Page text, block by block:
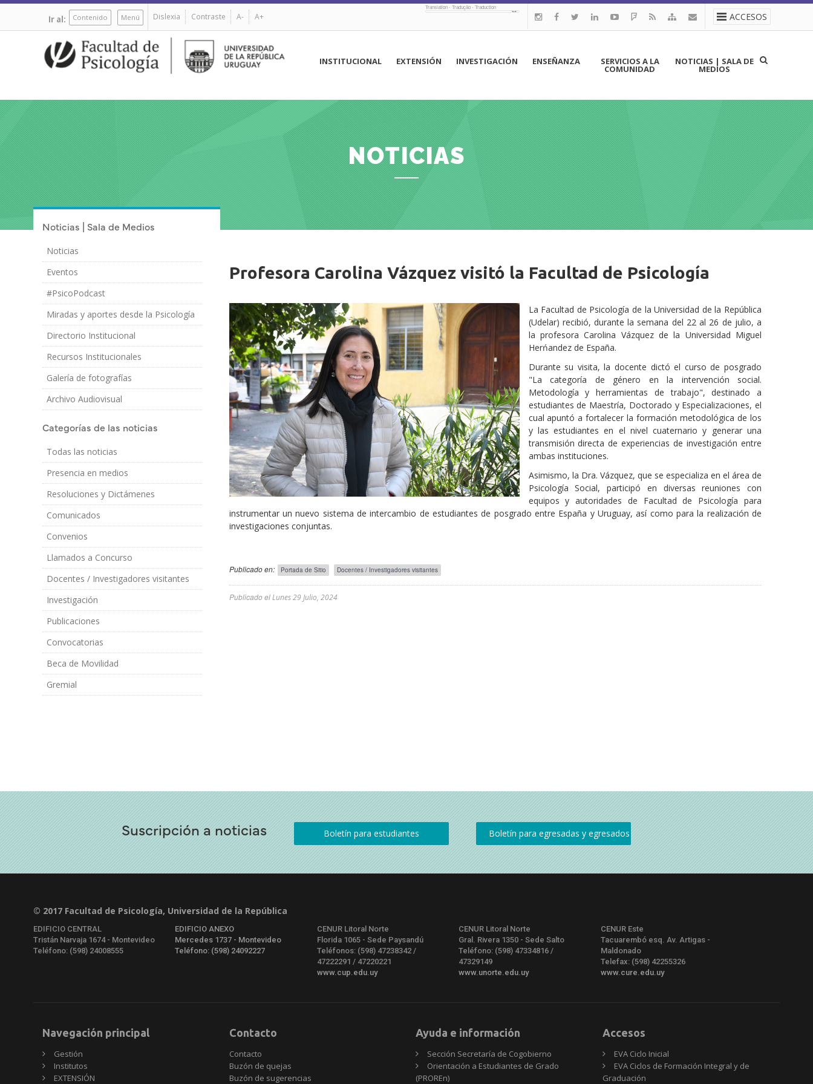
Pasar
contenido
Ir al: Contenido Menú Dislexia Contraste A- A+ ACCESOS
Translation - Tradução - Traduction
principal
INSTITUCIONAL EXTENSIÓN INVESTIGACIÓN ENSEÑANZA SERVICIOS A LA
COMUNIDAD
NOTICIAS | SALA DE
MEDIOS
NOTICIAS
Noticias | Sala de Medios
Noticias
Eventos
#PsicoPodcast
Miradas y aportes desde la Psicología
Directorio Institucional
Recursos Institucionales
Galería de fotografías
Archivo Audiovisual
Categorías de las noticias
Todas las noticias
Presencia en medios
Resoluciones y Dictámenes
Comunicados
Convenios
Llamados a Concurso
Docentes / Investigadores visitantes
Investigación
Publicaciones
Convocatorias
Beca de Movilidad
Gremial
Profesora Carolina Vázquez visitó la Facultad de Psicología
Imagen/Afiche
Cuerpo
La Facultad de Psicología de la Universidad de la República
(Udelar) recibió, durante la semana del 22 al 26 de julio, a
la profesora Carolina Vázquez de la Universidad Miguel
Herńandez de España.
Durante su visita, la docente dictó el curso de posgrado
"La categoría de género en la intervención social.
Metodología y herramientas de trabajo", destinado a
estudiantes de Maestría, Doctorado y Especializaciones, el
cual apuntó a fortalecer la formación metodológica de los
y las estudiantes en el nivel cuaternario y generar una
transmisión directa de experiencias de investigación entre
ambas instituciones.
Asimismo, la Dra. Vázquez, que se especializa en el área de
Psicología Social, participó en diversas reuniones con
equipos y autoridades de Facultad de Psicología para
instrumentar un nuevo sistema de intercambio de estudiantes de posgrado entre España y Uruguay, así como para la realización de
investigaciones conjuntas.
Publicado en: Portada de Sitio Docentes / Investigadores visitantes
Publicado elLunes 29 Julio, 2024
Suscripción a noticias
© 2017 Facultad de Psicología, Universidad de la República
EDIFICIO CENTRAL
Tristán Narvaja 1674 - Montevideo
Teléfono: (598) 24008555
EDIFICIO ANEXO
Mercedes 1737 - Montevideo
Teléfono: (598) 24092227
CENUR Litoral Norte
Florida 1065 - Sede Paysandú
Teléfonos: (598) 47238342 /
47222291 / 47220221
www.cup.edu.uy
CENUR Litoral Norte
Gral. Rivera 1350 - Sede Salto
Teléfono: (598) 47334816 /
47329149
www.unorte.edu.uy
CENUR Este
Tacuarembó esq. Av. Artigas -
Maldonado
Telefax: (598) 42255326
www.cure.edu.uy
Navegación principal
Gestión
Institutos
EXTENSIÓN
Contacto
Contacto
Buzón de quejas
Buzón de sugerencias
Ayuda e información
Sección Secretaría de Cogobierno
Orientación a Estudiantes de Grado
(PROREn)
Accesos
EVA Ciclo Inicial
EVA Ciclos de Formación Integral y de
Graduación